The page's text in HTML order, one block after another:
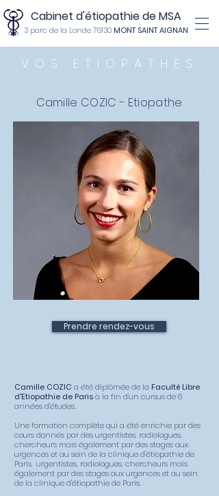
Cabinet d'étiopathie de MSA
3 parc de la Londe 76130 MONT SAINT AIGNAN
VOS ETIOPATHES
Camille COZIC - Etiopathe
Prendre rendez-vous
Camille COZIC a été diplômée de la Faculté Libre
d'Etiopathie de Parisà la fin d'un cursus de 6
années d'études.
Une formation complète qui a été enrichie par des
cours donnés par des urgentistes, radiologues,
chercheurs mais également par des stages aux
urgences et au sein de la clinique d'étiopathie de
Paris. urgentistes, radiologues, chercheurs mais
également par des stages aux urgences et au sein
de la clinique d'étiopathie de Paris.